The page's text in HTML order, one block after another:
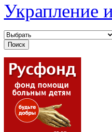
Украпление